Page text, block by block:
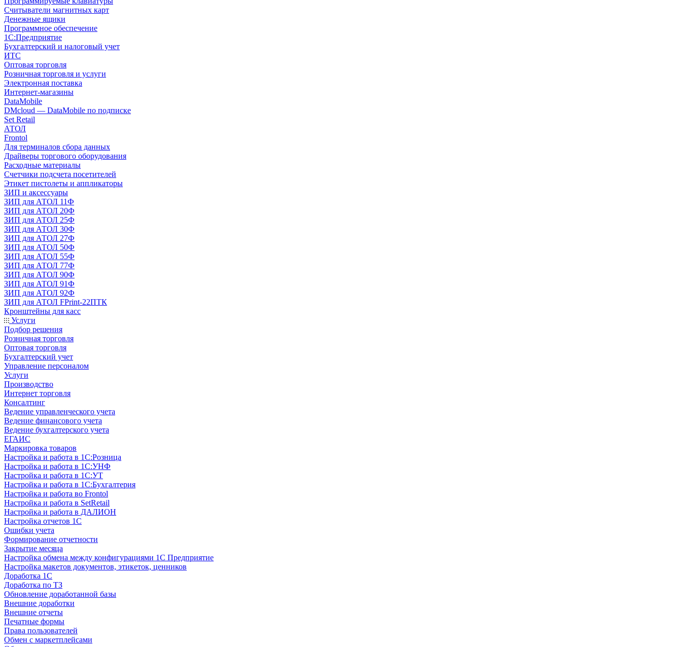
Считыватели магнитных карт
Денежные ящики
Программное обеспечение
1С:Предприятие
Бухгалтерский и налоговый учет
ИТС
Оптовая торговля
Розничная торговля и услуги
Электронная поставка
Интернет-магазины
DataMobile
DMcloud — DataMobile по подписке
Set Retail
АТОЛ
Frontol
Для терминалов сбора данных
Драйверы торгового оборудования
Расходные материалы
Счетчики подсчета посетителей
Этикет пистолеты и аппликаторы
ЗИП и аксессуары
ЗИП для АТОЛ 11Ф
ЗИП для АТОЛ 20Ф
ЗИП для АТОЛ 25Ф
ЗИП для АТОЛ 30Ф
ЗИП для АТОЛ 27Ф
ЗИП для АТОЛ 50Ф
ЗИП для АТОЛ 55Ф
ЗИП для АТОЛ 77Ф
ЗИП для АТОЛ 90Ф
ЗИП для АТОЛ 91Ф
ЗИП для АТОЛ 92Ф
ЗИП для АТОЛ FPrint-22ПТК
Кронштейны для касс
Услуги
Подбор решения
Розничная торговля
Оптовая торговля
Бухгалтерский учет
Управление персоналом
Услуги
Производство
Интернет торговля
Консалтинг
Ведение управленческого учета
Ведение финансового учета
Ведение бухгалтерского учета
ЕГАИС
Маркировка товаров
Настройка и работа в 1С:Розница
Настройка и работа в 1С:УНФ
Настройка и работа в 1С:УТ
Настройка и работа в 1С:Бухгалтерия
Настройка и работа во Frontol
Настройка и работа в SetRetail
Настройка и работа в ДАЛИОН
Настройка отчетов 1С
Ошибки учета
Формирование отчетности
Закрытие месяца
Настройка обмена между конфигурациями 1С Предприятие
Настройка макетов документов, этикеток, ценников
Доработка 1С
Доработка по ТЗ
Обновление доработанной базы
Внешние доработки
Внешние отчеты
Печатные формы
Права пользователей
Обмен с маркетплейсами